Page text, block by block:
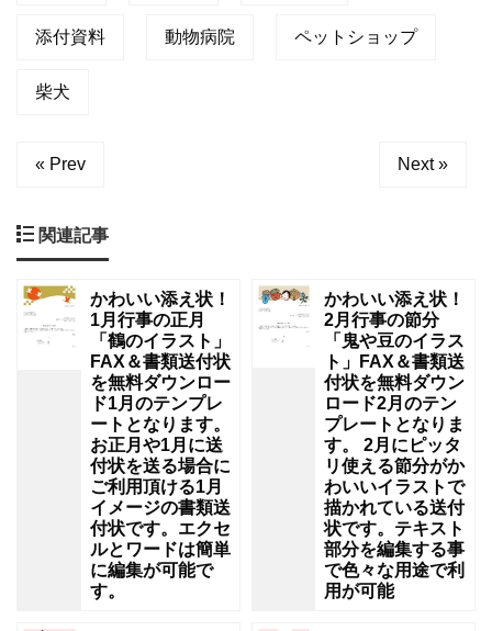
添付資料 動物病院 ペットショップ
柴犬
« Prev Next »
関連記事
かわいい添え状！
1月行事の正月
「鶴のイラスト」
FAX＆書類送付状
を無料ダウンロー
ド1月のテンプレ
ートとなります。
お正月や1月に送
付状を送る場合に
ご利用頂ける1月
イメージの書類送
付状です。エクセ
ルとワードは簡単
に編集が可能で
す。
かわいい添え状！
2月行事の節分
「鬼や豆のイラス
ト」FAX＆書類送
付状を無料ダウン
ロード2月のテン
プレートとなりま
す。 2月にピッタ
リ使える節分がか
わいいイラストで
描かれている送付
状です。テキスト
部分を編集する事
で色々な用途で利
用が可能